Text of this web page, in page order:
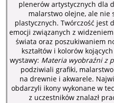
plenerów artystycznych dla
malarstwo olejne, ale
plastycznych. Twórczość jest
emocji związanych z
świata oraz poszukiwaniem
kształtów i kolorów
wystawy: Materia wyobraźni z
podziwiali grafiki,
na drewnie i akwarele.
obdarzyli ikony wykonane w
z uczestników znalazł